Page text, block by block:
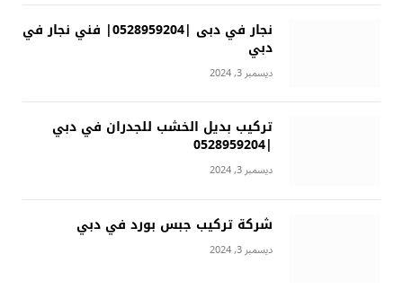
نجار في دبى |0528959204| فني نجار في
دبي
ديسمبر 3, 2024
تركيب بديل الخشب للجدران في دبي
|0528959204
ديسمبر 3, 2024
شركة تركيب جبس بورد في دبي
ديسمبر 3, 2024